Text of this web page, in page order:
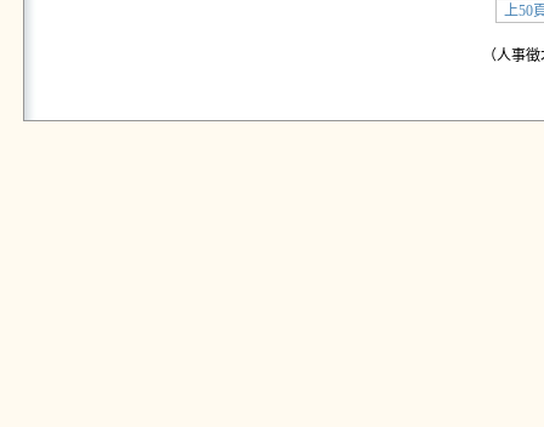
上50
（人事